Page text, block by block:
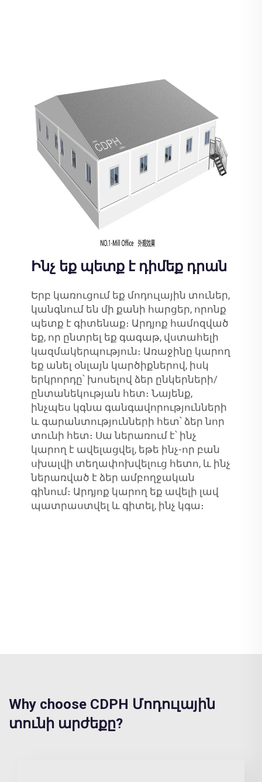
Ինչ եք պետք է դիմեք դրան
Երբ կառուցում եք մոդուլային տուներ,
կանգնում են մի քանի հարցեր, որոնք
պետք է գիտենաք։ Արդյոք համոզված
եք, որ ընտրել եք գագաթ, վստահելի
կազմակերպություն։ Առաջինը կարող
եք անել օնլայն կարծիքներով, իսկ
երկրորդը՝ խոսելով ձեր ընկերների/
ընտանեկության հետ։ Նայենք,
ինչպես կգնա գանգավորությունների
և գարանտությունների հետ՝ ձեր նոր
տունի հետ։ Սա ներառում է՝ ինչ
կարող է ավելացվել, եթե ինչ-որ բան
սխալվի տեղափոխվելուց հետո, և ինչ
ներառված է ձեր ամբողջական
գինում։ Արդյոք կարող եք ավելի լավ
պատրաստվել և գիտել, ինչ կգա։
Why choose CDPH Մոդուլային
տունի արժեքը?